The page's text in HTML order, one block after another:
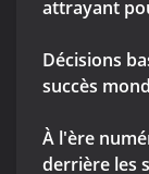
attrayant
Décisions
succès
À l'ère
derrière les